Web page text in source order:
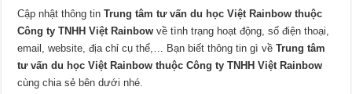
Cập nhật thông tinTrung tâm tư vấn du học Việt Rainbow thuộc
Công ty TNHH Việt Rainbow về tình trạng hoạt động, số điện thoại,
email, website, địa chỉ cụ thể,… Bạn biết thông tin gì vềTrung tâm
tư vấn du học Việt Rainbow thuộc Công ty TNHH Việt Rainbow
cùng chia sẻ bên dưới nhé.